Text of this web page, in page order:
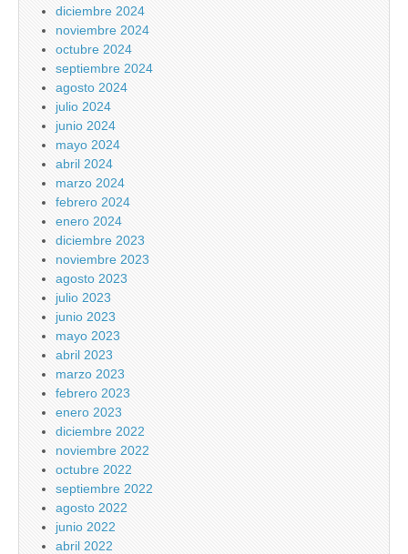
diciembre 2024
noviembre 2024
octubre 2024
septiembre 2024
agosto 2024
julio 2024
junio 2024
mayo 2024
abril 2024
marzo 2024
febrero 2024
enero 2024
diciembre 2023
noviembre 2023
agosto 2023
julio 2023
junio 2023
mayo 2023
abril 2023
marzo 2023
febrero 2023
enero 2023
diciembre 2022
noviembre 2022
octubre 2022
septiembre 2022
agosto 2022
junio 2022
abril 2022